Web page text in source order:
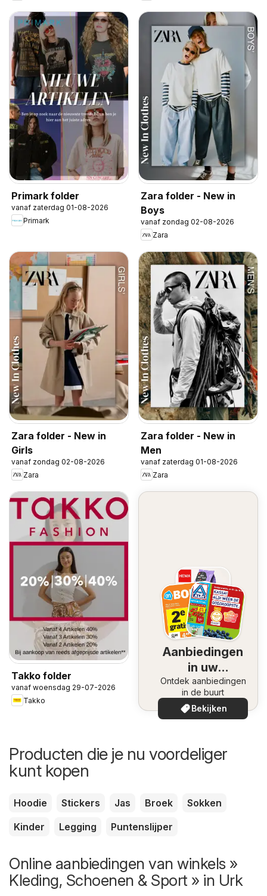
Primark folder
vanaf zaterdag 01-08-2026
Primark
Zara folder - New in
Boys
vanaf zondag 02-08-2026
Zara
Zara folder - New in
Girls
vanaf zondag 02-08-2026
Zara
Zara folder - New in
Men
vanaf zaterdag 01-08-2026
Zara
Takko folder
vanaf woensdag 29-07-2026
Takko
Aanbiedingen
in uw
omgeving
Ontdek aanbiedingen
in de buurt
Bekijken
Producten die je nu voordeliger
kunt kopen
Hoodie Stickers Jas Broek
Sokken
Kinder
Legging Puntenslijper
Online aanbiedingen van winkels »
Kleding, Schoenen & Sport » in Urk